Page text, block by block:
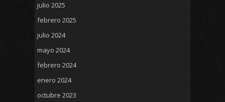
julio 2025
febrero 2025
julio 2024
mayo 2024
febrero 2024
enero 2024
octubre 2023